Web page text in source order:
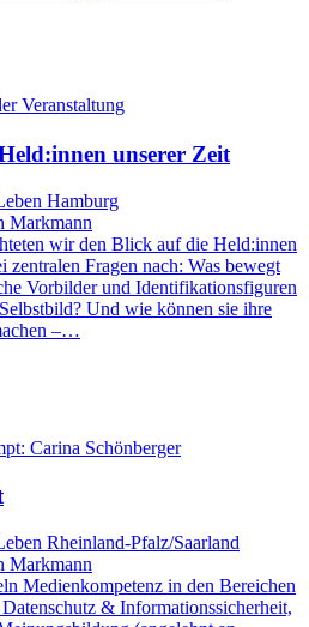
Veranstaltung
unserer Zeit
Hamburg
Markmann
wir den Blick auf die Held:innen
zentralen Fragen nach: Was bewegt
Vorbilder und Identifikationsfiguren
Und wie können sie ihre
–…
Carina Schönberger
Rheinland-Pfalz/Saarland
Markmann
Medienkompetenz in den Bereichen
& Informationssicherheit,